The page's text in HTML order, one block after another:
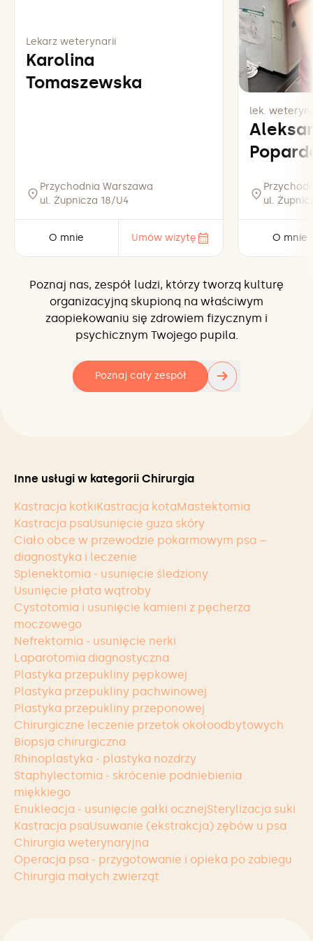
Lekarz weterynarii
Karolina
Tomaszewska
Przychodnia Warszawa
ul. Żupnicza 18/U4
O mnie Umów wizytę
lek.
ul.
O mnie
Poznaj nas, zespół ludzi, którzy tworzą kulturę
organizacyjną skupioną na właściwym
zaopiekowaniu się zdrowiem fizycznym i
psychicznym Twojego pupila.
Poznaj cały zespół →
Inne usługi w kategorii Chirurgia
Kastracja kotkiKastracja kotaMastektomia
Kastracja psaUsunięcie guza skóry
Ciało obce w przewodzie pokarmowym psa –
diagnostyka i leczenie
Splenektomia - usunięcie śledziony
Usunięcie płata wątroby
Cystotomia i usunięcie kamieni z pęcherza
moczowego
Nefrektomia - usunięcie nerki
Laparotomia diagnostyczna
Plastyka przepukliny pępkowej
Plastyka przepukliny pachwinowej
Plastyka przepukliny przeponowej
Chirurgiczne leczenie przetok okołoodbytowych
Biopsja chirurgiczna
Rhinoplastyka - plastyka nozdrzy
Staphylectomia - skrócenie podniebienia
miękkiego
Enukleacja - usunięcie gałki ocznejSterylizacja suki
Kastracja psaUsuwanie (ekstrakcja) zębów u psa
Chirurgia weterynaryjna
Operacja psa - przygotowanie i opieka po zabiegu
Chirurgia małych zwierząt